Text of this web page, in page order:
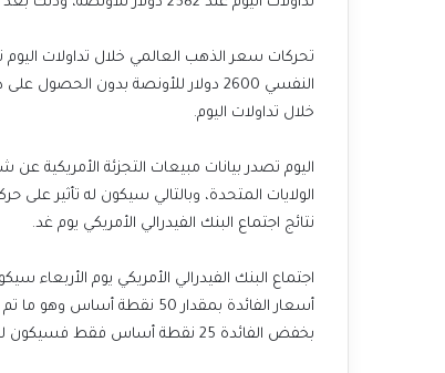
تحركات سعر الذهب العالمي خلال تداولات
النفسي 2600 دولار للأونصة بدون
خلال تداولات اليوم.
اليوم تصدر بيانات مبيعات التجزئة
الولايات المتحدة، وبالتالي سيكون له تأثير
نتائج اجتماع البنك الفيدرالي الأمريكي يوم غد.
اجتماع البنك الفيدرالي الأمريكي يوم
أسعار الفائدة بمقدار 50
بخفض الفائدة 25 نقطة أساس فقط فسيكون لذلك تأثير سلبي كبير على سعر الذهب.